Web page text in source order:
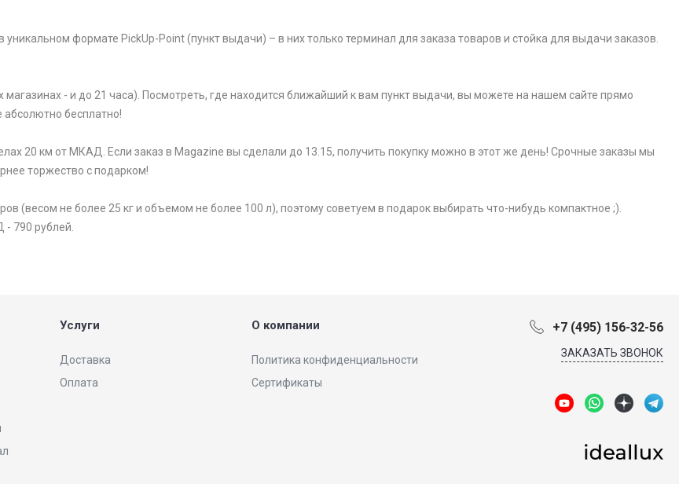
формате PickUp-Point (пункт выдачи) – в них только терминал для заказа товаров и стойка для выдачи заказов.
- и до 21 часа). Посмотреть, где находится ближайший к вам пункт выдачи, вы можете на нашем сайте прямо
абсолютно бесплатно!
20 км от МКАД. Если заказ в Magazine вы сделали до 13.15, получить покупку можно в этот же день! Срочные заказы мы
торжество с подарком!
(весом не более 25 кг и объемом не более 100 л), поэтому советуем в подарок выбирать что-нибудь компактное ;).
790 рублей.
Услуги
Доставка
Оплата
О компании
Политика конфиденциальности
Сертификаты
+7 (495) 156-32-56
ЗАКАЗАТЬ ЗВОНОК